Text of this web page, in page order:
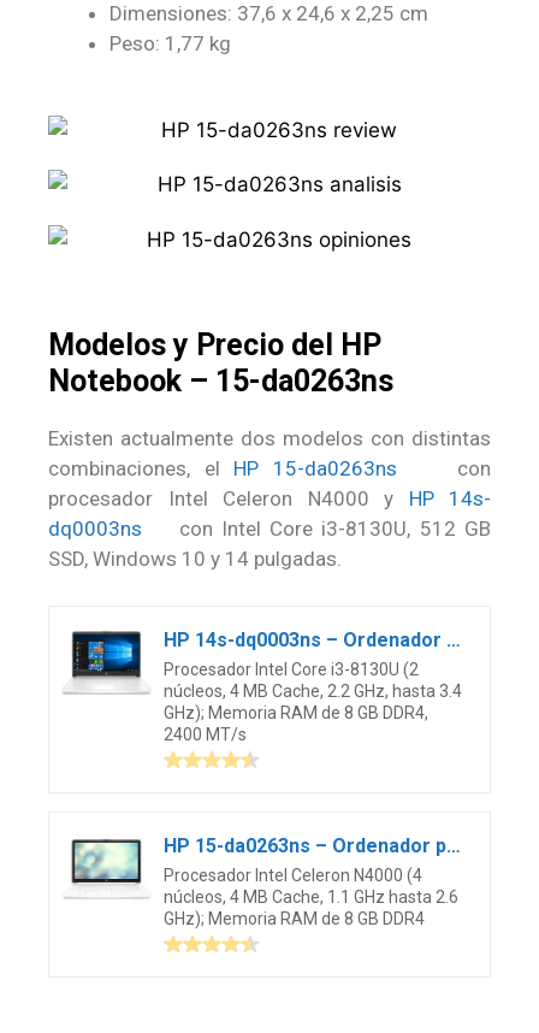
Dimensiones: 37,6 x 24,6 x 2,25 cm
Peso: 1,77 kg
Modelos y Precio del HP
Notebook – 15-da0263ns
Existen actualmente dos modelos con distintas
combinaciones, el HP 15-da0263ns
con
procesador Intel Celeron N4000 y HP 14s-
dq0003ns
con Intel Core i3-8130U, 512 GB
SSD, Windows 10 y 14 pulgadas.
HP 14s-dq0003ns – Ordenador portátil 14″ HD (Intel Core i3-8130U, 8 GB RAM, 512 GB SSD, Intel UHD Graphics 620, Windows 10 Home) Blanco – Teclado QWERTY Español
Procesador Intel Core i3-8130U (2
núcleos, 4 MB Cache, 2.2 GHz, hasta 3.4
GHz); Memoria RAM de 8 GB DDR4,
2400 MT/s
HP 15-da0263ns – Ordenador portátil de 15.6″ HD (Intel Celeron N4000, 8 GB RAM, 256 GB SSD, gráficos Intel UHD 600) Blanco – Teclado QWERTY Español
Procesador Intel Celeron N4000 (4
núcleos, 4 MB Cache, 1.1 GHz hasta 2.6
GHz); Memoria RAM de 8 GB DDR4